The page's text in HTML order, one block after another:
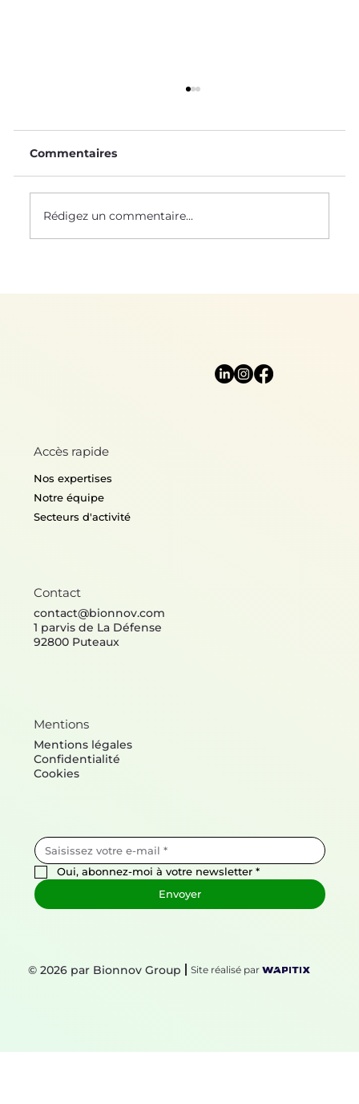
Commentaires
Rédigez un commentaire...
© 2026 par Bionnov Group Site réalisé par
Oui, abonnez-moi à votre newsletter *
Envoyer
Accès rapide
Nos expertises
Notre équipe
Secteurs d'activité
Contact
contact@bionnov.com
1 parvis de La Défense
92800 Puteaux
Mentions
Mentions légales
Confidentialité
Cookies